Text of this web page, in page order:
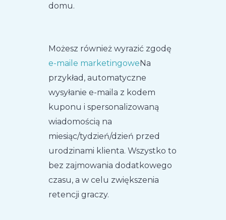
domu.
Możesz również wyrazić zgodę
e-maile marketingowe Na
przykład, automatyczne
wysyłanie e-maila z kodem
kuponu i spersonalizowaną
wiadomością na
miesiąc/tydzień/dzień przed
urodzinami klienta. Wszystko to
bez zajmowania dodatkowego
czasu, a w celu zwiększenia
retencji graczy.